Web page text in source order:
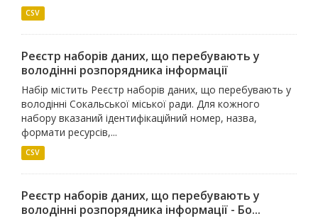
CSV
Реєстр наборів даних, що перебувають у
володінні розпорядника інформації
Набір містить Реєстр наборів даних, що перебувають у
володінні Сокальської міської ради. Для кожного
набору вказаний ідентифікаційний номер, назва,
формати ресурсів,...
CSV
Реєстр наборів даних, що перебувають у
володінні розпорядника інформації - Бо...